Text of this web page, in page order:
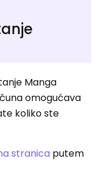
Manga
omogućava
koliko ste
stranica putem